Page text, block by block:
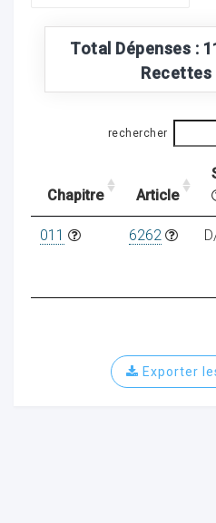
Total Dépenses :
Recettes
rechercher
Chapitre Article
011 6262
Exporter